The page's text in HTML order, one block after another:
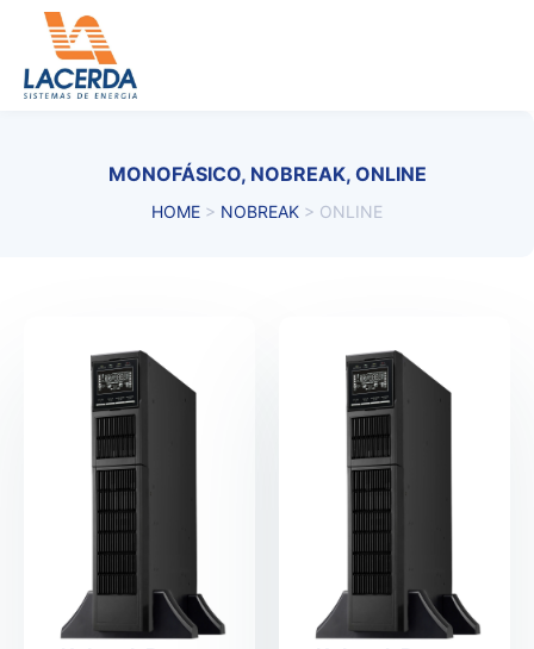
conteúdo
MONOFÁSICO, NOBREAK, ONLINE
HOME > NOBREAK > ONLINE